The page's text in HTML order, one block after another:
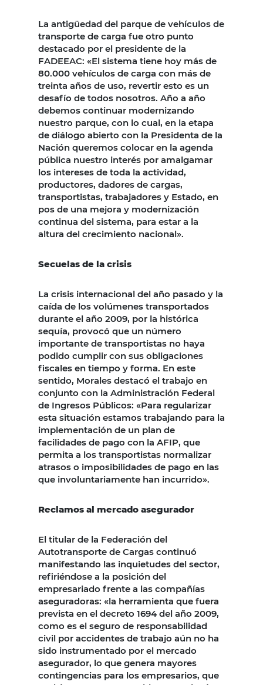
La antigüedad del parque de vehículos de
transporte de carga fue otro punto
destacado por el presidente de la
FADEEAC: «El sistema tiene hoy más de
80.000 vehículos de carga con más de
treinta años de uso, revertir esto es un
desafío de todos nosotros. Año a año
debemos continuar modernizando
nuestro parque, con lo cual, en la etapa
de diálogo abierto con la Presidenta de la
Nación queremos colocar en la agenda
pública nuestro interés por amalgamar
los intereses de toda la actividad,
productores, dadores de cargas,
transportistas, trabajadores y Estado, en
pos de una mejora y modernización
continua del sistema, para estar a la
altura del crecimiento nacional».
Secuelas de la crisis
La crisis internacional del año pasado y la
caída de los volúmenes transportados
durante el año 2009, por la histórica
sequía, provocó que un número
importante de transportistas no haya
podido cumplir con sus obligaciones
fiscales en tiempo y forma. En este
sentido, Morales destacó el trabajo en
conjunto con la Administración Federal
de Ingresos Públicos: «Para regularizar
esta situación estamos trabajando para la
implementación de un plan de
facilidades de pago con la AFIP, que
permita a los transportistas normalizar
atrasos o imposibilidades de pago en las
que involuntariamente han incurrido».
Reclamos al mercado asegurador
El titular de la Federación del
Autotransporte de Cargas continuó
manifestando las inquietudes del sector,
refiriéndose a la posición del
empresariado frente a las compañías
aseguradoras: «la herramienta que fuera
prevista en el decreto 1694 del año 2009,
como es el seguro de responsabilidad
civil por accidentes de trabajo aún no ha
sido instrumentado por el mercado
asegurador, lo que genera mayores
contingencias para los empresarios, que